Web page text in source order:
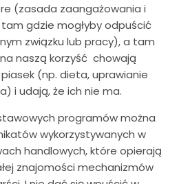
(zasada zaangażowania i
gdzie mogłyby odpuścić
związku lub pracy), a tam
naszą korzyść chowają
(np. dieta, uprawianie
i udają, że ich nie ma.
programów można
wykorzystywanych w
handlowych, które opierają
znajomości mechanizmów